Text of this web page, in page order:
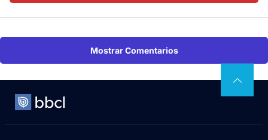
Mostrar Comentarios